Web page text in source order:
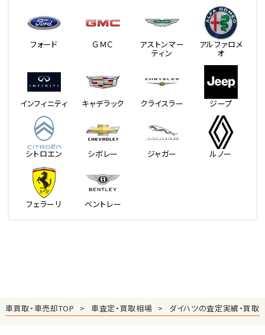
フォード ＧＭＣ アストンマー
ティン
アルファロメ
オ
インフィニティ キャデラック クライスラー ジープ
シトロエン シボレー ジャガー ルノー
フェラーリ ベントレー
車買取・車売却TOP 車査定・買取相場 ダイハツの査定実績・買取